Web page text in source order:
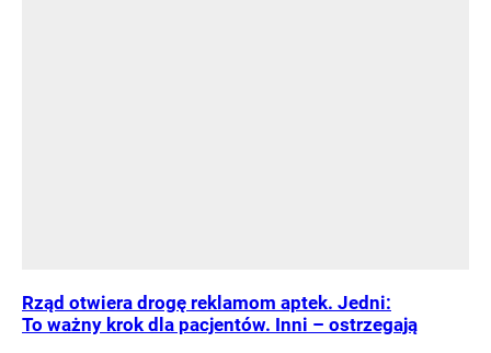
Rząd otwiera drogę reklamom aptek. Jedni:
To ważny krok dla pacjentów. Inni – ostrzegają